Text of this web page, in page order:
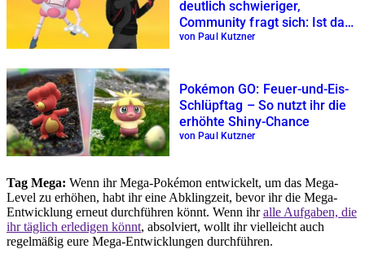
deutlich schwieriger,
Community fragt sich: Ist das
ein Bug oder Update?
von Paul Kutzner
Pokémon GO: Feuer-und-Eis-
Schlüpftag – So nutzt ihr die
erhöhte Shiny-Chance
von Paul Kutzner
Tag Mega: Wenn ihr Mega-Pokémon entwickelt, um das Mega-
Level zu erhöhen, habt ihr eine Abklingzeit, bevor ihr die Mega-
Entwicklung erneut durchführen könnt. Wenn ihralle Aufgaben, die
ihr täglich erledigen könnt, absolviert, wollt ihr vielleicht auch
regelmäßig eure Mega-Entwicklungen durchführen.